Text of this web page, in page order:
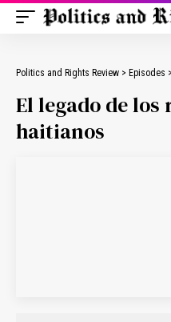
Politics and Rights Review > Episodes >
El legado de
haitianos